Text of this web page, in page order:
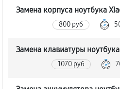
Замена корпуса ноутбука
800 руб
Замена клавиатуры
1070 руб